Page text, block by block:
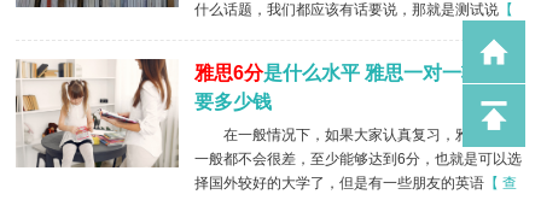
什么话题，我们都应该有话要说，那就是测试说【
雅思6分是什么水平 雅思一对一辅导需
要多少钱
在一般情况下，如果大家认真复习，雅思成绩
一般都不会很差，至少能够达到6分，也就是可以选
择国外较好的大学了，但是有一些朋友的英语【 查